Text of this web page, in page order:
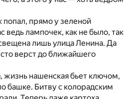
попал, прямо у зеленой
ведь лампочек, как не было, так
лишь улица Ленина. Да
верст до ближайшего
нашенская бьет ключом,
башке. Битву с колорадским